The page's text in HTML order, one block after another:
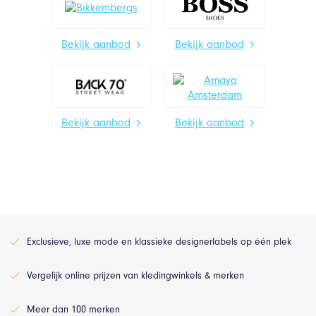
Bekijk aanbod Bekijk aanbod
Bekijk aanbod Bekijk aanbod
Exclusieve, luxe mode en klassieke designerlabels op één plek
Vergelijk online prijzen van kledingwinkels & merken
Meer dan 100 merken